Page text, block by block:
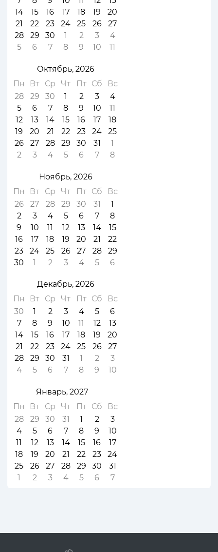
14
15 16 17 18 19
20
21
22 23 24 25 26
27
28
29 30 1 2 3
4
5
6 7 8 9 10 11
Октябрь, 2026
Пн
Вт Ср Чт Пт Сб
Вс
28
29 30 1 2 3
4
5
6 7 8 9 10
11
12
13 14 15 16 17
18
19
20 21 22 23 24
25
26
27 28 29 30 31
1
2
3 4 5 6 7 8
Ноябрь, 2026
Пн
Вт Ср Чт Пт Сб
Вс
26
27 28 29 30 31
1
2
3 4 5 6 7
8
9
10 11 12 13 14
15
16
17 18 19 20 21
22
23
24 25 26 27 28
29
30
1 2 3 4 5 6
Декабрь, 2026
Пн
Вт Ср Чт Пт Сб
Вс
30
1 2 3 4 5
6
7
8 9 10 11 12
13
14
15 16 17 18 19
20
21
22 23 24 25 26
27
28
29 30 31 1 2
3
4
5 6 7 8 9 10
Январь, 2027
Пн
Вт Ср Чт Пт Сб
Вс
28
29 30 31 1 2
3
4
5 6 7 8 9
10
11
12 13 14 15 16
17
18
19 20 21 22 23
24
25
26 27 28 29 30
31
1
2 3 4 5 6 7